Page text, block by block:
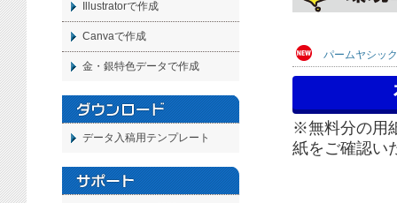
パームヤシッ
※無料分の用
紙をご確認い
Illustratorで作成
Canvaで作成
金・銀特色データで作成
データ入稿用テンプレート